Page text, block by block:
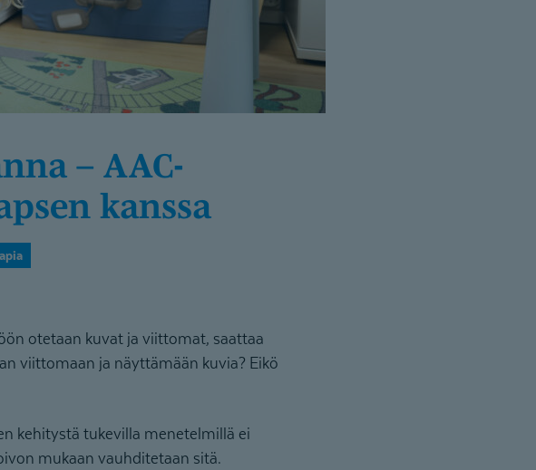
kanssa
otetaan kuvat ja viittomat, saattaa
viittomaan ja näyttämään kuvia? Eikö
kehitystä tukevilla menetelmillä ei
mukaan vauhditetaan sitä.